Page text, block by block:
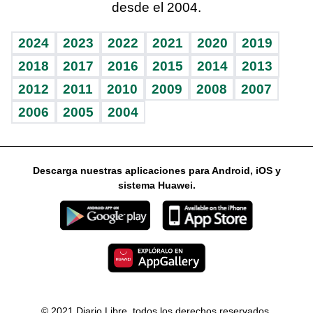
Vida y familia
Eñe
Celebrando la vida
Sin complejos
En pocas palabras
Escuchando al corazón
Economía Personal
Consulta Libre
BRV
TBT Deportivo
Ágora
Guía del dinero
Horóscopos
desde el 2004.
2024 2023 2022 2021 2020
2019
2018
2017 2016 2015 2014
2013
2012
2011 2010 2009 2008
2007
2006
2005 2004
Descarga nuestras aplicaciones para Android, iOS y
sistema Huawei.
© 2021 Diario Libre, todos los derechos reservados.